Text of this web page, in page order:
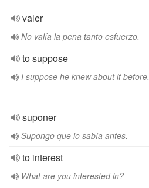
valer
No valía la pena tanto esfuerzo.
to suppose
I suppose he knew about it before.
suponer
Supongo que lo sabía antes.
to interest
What are you interested in?